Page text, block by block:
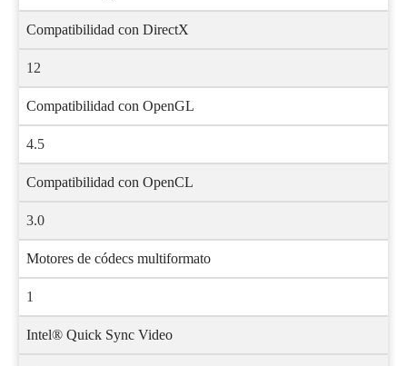
Compatibilidad con DirectX
12
Compatibilidad con OpenGL
4.5
Compatibilidad con OpenCL
3.0
Motores de códecs multiformato
1
Intel® Quick Sync Video